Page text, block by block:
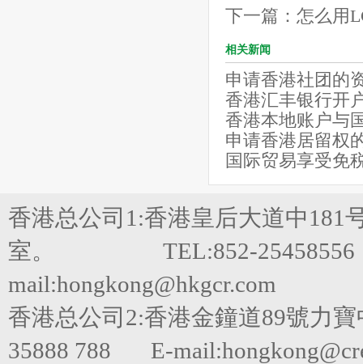
下一篇： 怎么用
相关新闻
申请香港社团的
香港汇丰银行开
香港本地账户与
申请香港居留权
国际贸易享受免
香港总公司1:香港皇后大道中181
室。 TEL:852-25458556
mail:hongkong@hkgcr.com
香港总公司2:香港金鐘道89
35888 788 E-